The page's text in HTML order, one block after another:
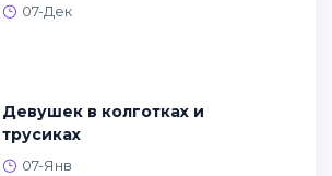
07-Дек
Девушек в колготках и
трусиках
07-Янв